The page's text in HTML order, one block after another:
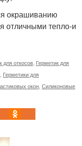
окрашиванию
отличными тепло-и
для откосов Герметик для
Герметики для
окон Силиконовые